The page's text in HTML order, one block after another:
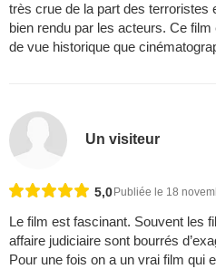
très crue de la part des terroristes
bien rendu par les acteurs. Ce film
de vue historique que
Un visiteur
5,0 Publiée le 18
Le film est fascinant. Souvent les
affaire judiciaire sont bourrés
Pour une fois on a un vrai film qui